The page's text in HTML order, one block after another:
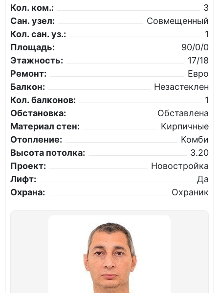
Кол. ком.:
3
Сан. узел:
Совмещенный
Кол. сан. уз.:
1
Площадь:
90/0/0
Этажность:
17/18
Ремонт:
Евро
Балкон:
Незастеклен
Кол. балконов:
1
Обстановка:
Обставлена
Материал стен:
Кирпичные
Отопление:
Комби
Высота потолка:
3.20
Проект:
Новостройка
Лифт:
Да
Охрана:
Охраник